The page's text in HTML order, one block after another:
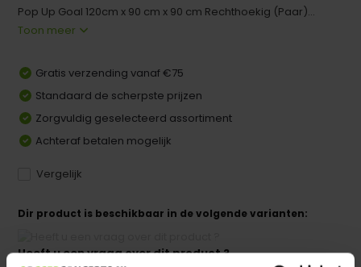
Pop Up Goal 120cm x 90 cm x 90 cm Rechthoekig (Paar)...
Toon meer
Gratis verzending vanaf €75
Standaard de scherpste prijzen
Zorgvuldig geselecteerd assortiment
Achteraf betalen mogelijk
Vergelijk
Dir product is beschikbaar in de volgende varianten:
Heeft u een vraag over dit product ?